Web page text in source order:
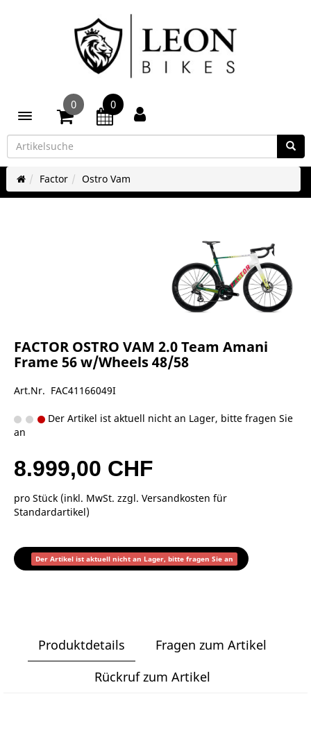
Toggle navigation
0 0
Factor Ostro Vam
FACTOR OSTRO VAM 2.0 Team Amani
Frame 56 w/Wheels 48/58
Art.Nr. FAC41166049I
Der Artikel ist aktuell nicht an Lager, bitte fragen Sie
an
8.999,00 CHF
pro Stück (inkl. MwSt. zzgl. Versandkosten für
Standardartikel)
Der Artikel ist aktuell nicht an Lager, bitte fragen Sie an
Produktdetails
Fragen zum Artikel
Rückruf zum Artikel